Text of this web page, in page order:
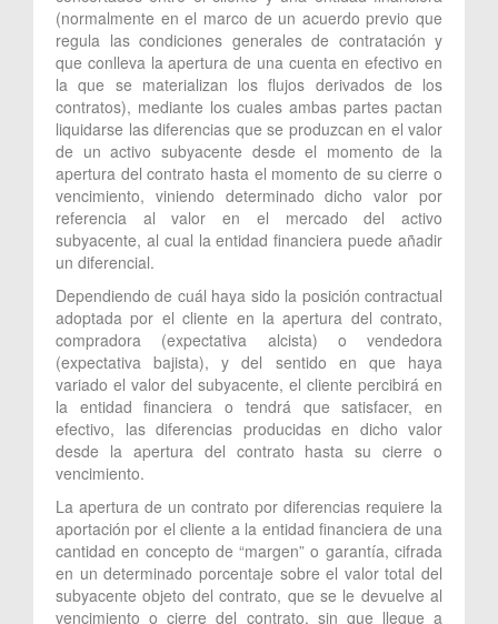
(normalmente en el marco de un acuerdo previo que
regula las condiciones generales de contratación y
que conlleva la apertura de una cuenta en efectivo en
la que se materializan los flujos derivados de los
contratos), mediante los cuales ambas partes pactan
liquidarse las diferencias que se produzcan en el valor
de un activo subyacente desde el momento de la
apertura del contrato hasta el momento de su cierre o
vencimiento, viniendo determinado dicho valor por
referencia al valor en el mercado del activo
subyacente, al cual la entidad financiera puede añadir
un diferencial.
Dependiendo de cuál haya sido la posición contractual
adoptada por el cliente en la apertura del contrato,
compradora (expectativa alcista) o vendedora
(expectativa bajista), y del sentido en que haya
variado el valor del subyacente, el cliente percibirá en
la entidad financiera o tendrá que satisfacer, en
efectivo, las diferencias producidas en dicho valor
desde la apertura del contrato hasta su cierre o
vencimiento.
La apertura de un contrato por diferencias requiere la
aportación por el cliente a la entidad financiera de una
cantidad en concepto de “margen” o garantía, cifrada
en un determinado porcentaje sobre el valor total del
subyacente objeto del contrato, que se le devuelve al
vencimiento o cierre del contrato, sin que llegue a